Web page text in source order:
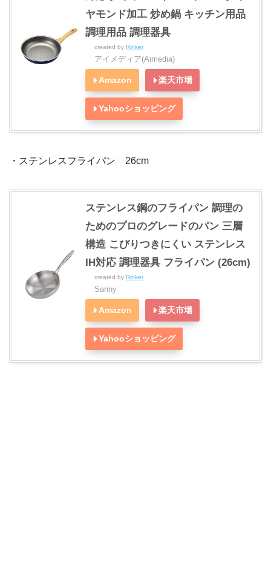
ヤモンド加工 炒め鍋 キッチン用品
調理用品 調理器具
created by Rinker
アイメディア(Aimedia)
Amazon 楽天市場
Yahooショッピング
・ステンレスフライパン 26cm
ステンレス鋼のフライパン 調理の
ためのプロのグレードのパン 三層
構造 こびりつきにくい ステンレス
IH対応 調理器具 フライパン (26cm)
created by Rinker
Sariny
Amazon 楽天市場
Yahooショッピング